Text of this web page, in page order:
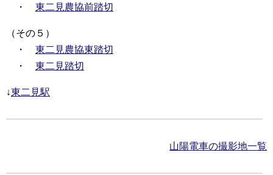
・ 東二見農協前踏切
（その５）
・ 東二見農協東踏切
・ 東二見踏切
↓東二見駅
山陽電車の撮影地一覧